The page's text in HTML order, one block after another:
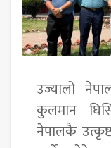
उज्यालो
कुलमान
नेपालकै